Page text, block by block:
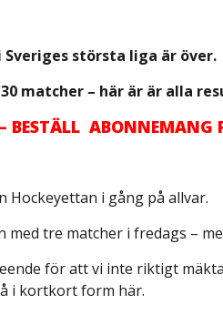
största liga är över.
matcher – här är är alla
BESTÄLL ABONNEMANG
Hockeyettan i gång på allvar.
med tre matcher i fredags –
för att vi inte riktigt
i kortkort form här.